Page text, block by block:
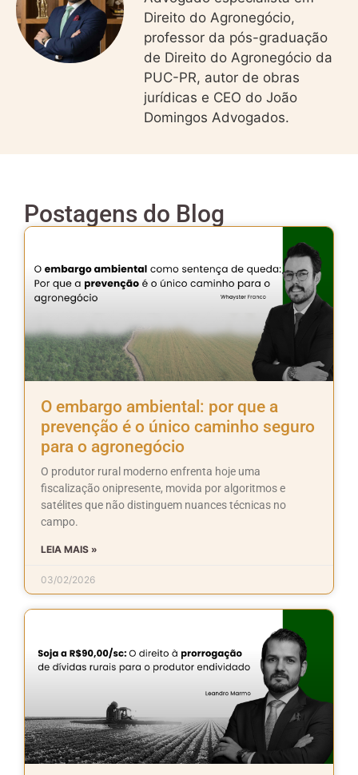
Direito do Agronegócio,
professor da pós-graduação
de Direito do Agronegócio da
PUC-PR, autor de obras
jurídicas e CEO do João
Domingos Advogados.
Postagens do Blog
O embargo ambiental: por que a
prevenção é o único caminho seguro
para o agronegócio
O produtor rural moderno enfrenta hoje uma
fiscalização onipresente, movida por algoritmos e
satélites que não distinguem nuances técnicas no
campo.
LEIA MAIS »
03/02/2026